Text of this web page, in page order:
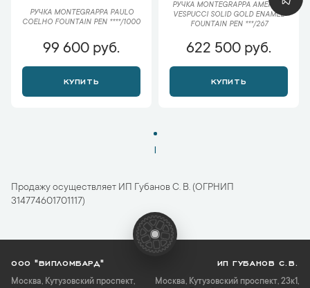
РУЧКА MONTEGRAPPA PAULO
COELHO FOUNTAIN PEN ****/1000
99 600 руб.
КУПИТЬ
РУЧКА MONTEGRAPPA AMERIGO
VESPUCCI SOLID GOLD ENAMEL
FOUNTAIN PEN ***/267
622 500 руб.
КУПИТЬ
1
Продажу осуществляет ИП Губанов С. В. (ОГРНИП
314774601701117)
ООО "ВИПЛОМБАРД"
Москва, Кутузовский проспект,
ИП ГУБАНОВ С.В.
Москва, Кутузовский проспект, 23к1,